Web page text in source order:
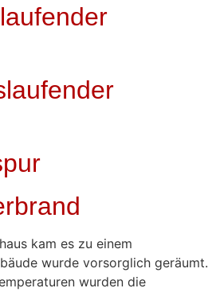
kam es zu einem
wurde vorsorglich geräumt.
wurden die